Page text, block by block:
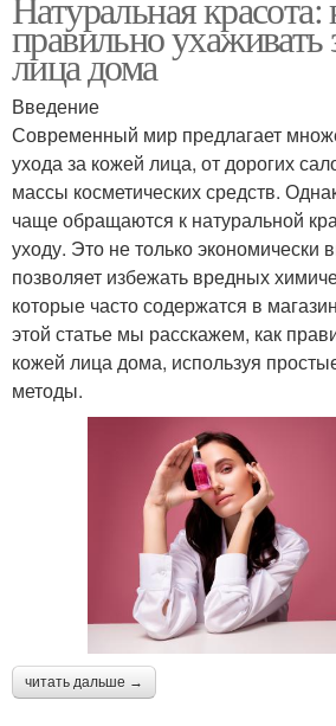
правильно ухаживать
лица дома
Введение
Современный мир предлагает
ухода за кожей лица, от дорогих
массы косметических средств.
чаще обращаются к натуральной
уходу. Это не только экономически
позволяет избежать вредных
которые часто содержатся в
этой статье мы расскажем, как
кожей лица дома, используя
методы.
читать дальше →